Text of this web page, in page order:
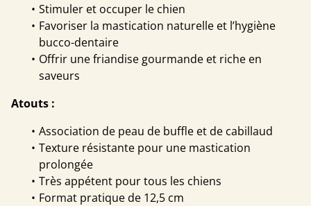
Stimuler et occuper le chien
Favoriser la mastication naturelle et l’hygiène
bucco-dentaire
Offrir une friandise gourmande et riche en
saveurs
Atouts :
Association de peau de buffle et de cabillaud
Texture résistante pour une mastication
prolongée
Très appétent pour tous les chiens
Format pratique de 12,5 cm